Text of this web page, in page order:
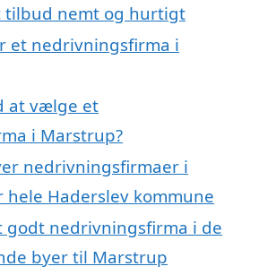
tilbud nemt og hurtigt
et nedrivningsfirma i
at vælge et
i Marstrup?
nedrivningsfirmaer i
Haderslev kommune
godt nedrivningsfirma i de
byer til Marstrup